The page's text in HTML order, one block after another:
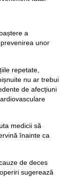
a
unor
repetate,
nu ar trebui
de afecțiuni
medicii să
înainte ca
de deces
sugerează